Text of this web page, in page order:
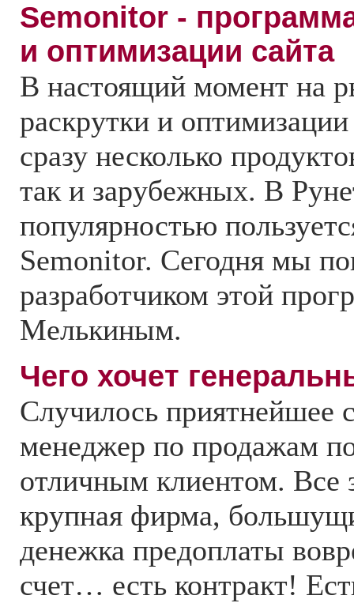
Semonitor -
и оптимизации сайта
В настоящий момент на
раскрутки и
сразу несколько
так и зарубежных. В
популярностью
Semonitor. Сегодня мы
разработчиком этой
Мелькиным.
Чего хочет
Случилось приятнейшее
менеджер по продажам
отличным клиентом. Все
крупная фирма,
денежка предоплаты
счет… есть контракт!